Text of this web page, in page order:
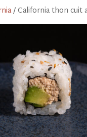
/ California thon cuit